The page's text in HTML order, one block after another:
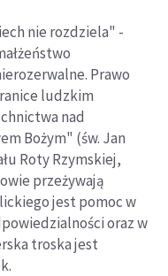
nie rozdziela" -
Prawo
ludzkim
nad
Bożym" (św. Jan
Roty Rzymskiej,
przeżywają
jest pomoc w
oraz w
troska jest